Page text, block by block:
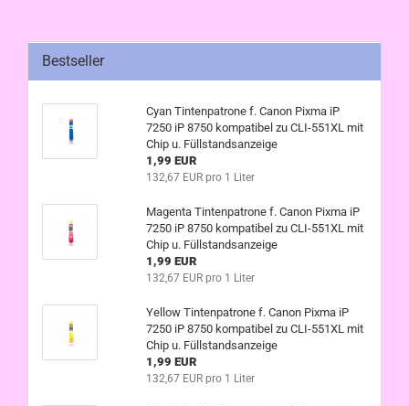
Bestseller
Cyan Tintenpatrone f. Canon Pixma iP
7250 iP 8750 kompatibel zu CLI-551XL mit
Chip u. Füllstandsanzeige
1,99 EUR
132,67 EUR pro 1 Liter
Magenta Tintenpatrone f. Canon Pixma iP
7250 iP 8750 kompatibel zu CLI-551XL mit
Chip u. Füllstandsanzeige
1,99 EUR
132,67 EUR pro 1 Liter
Yellow Tintenpatrone f. Canon Pixma iP
7250 iP 8750 kompatibel zu CLI-551XL mit
Chip u. Füllstandsanzeige
1,99 EUR
132,67 EUR pro 1 Liter